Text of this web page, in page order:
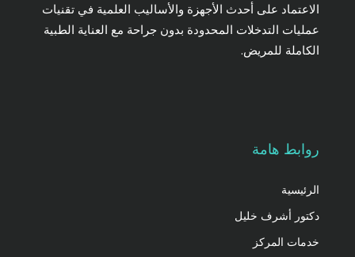
الاعتماد على أحدث الأجهزة والأساليب العلمية في تقنيات
عمليات التدخلات المحدودة بدون جراحة مع العناية الطبية
الكاملة للمريض.
روابط هامة
الرئيسية
دكتور أشرف خليل
خدمات المركز